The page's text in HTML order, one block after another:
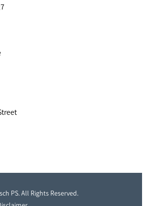
PS. All Rights Reserved.